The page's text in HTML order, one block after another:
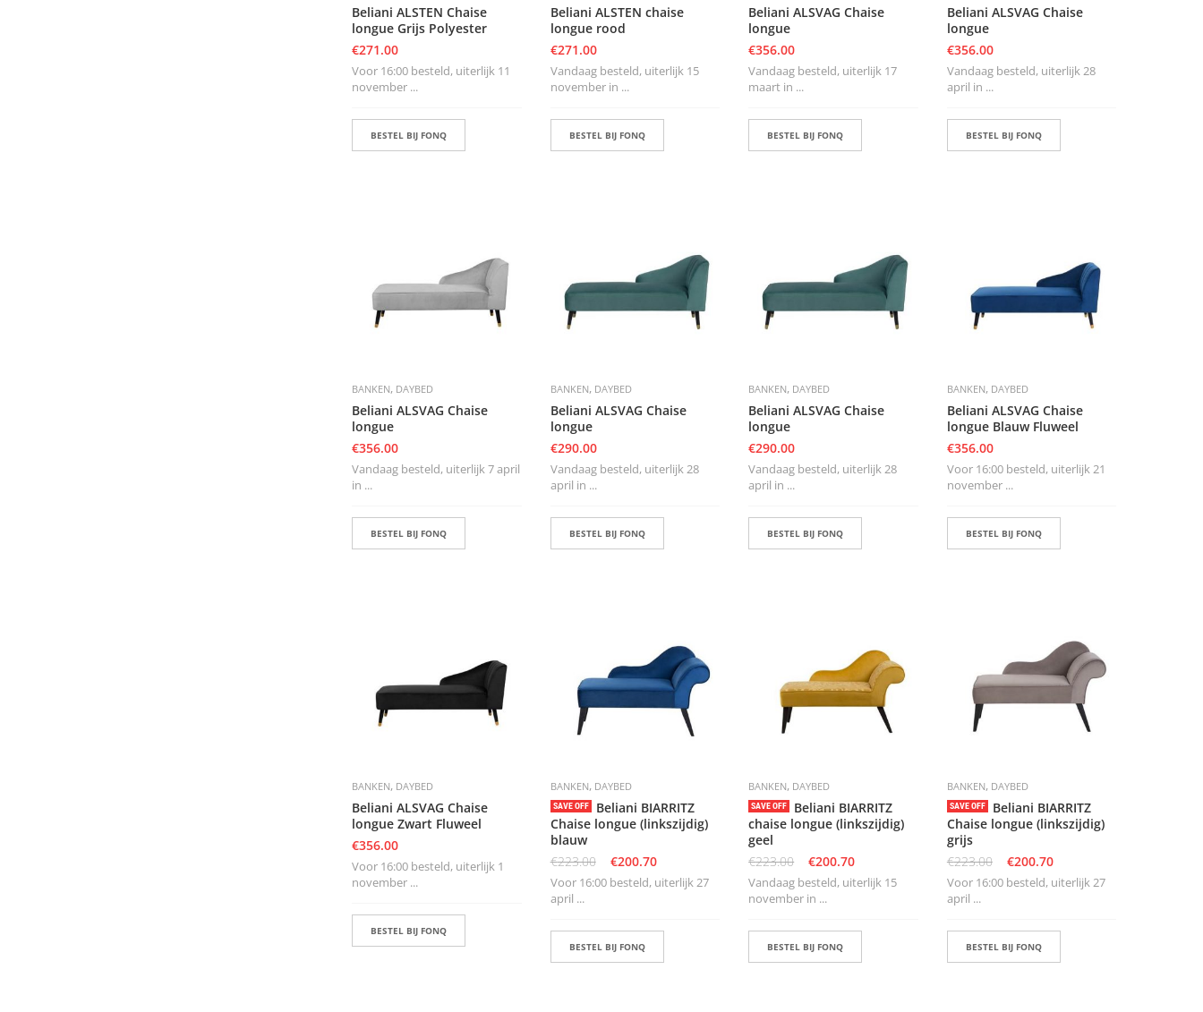
Beliani ALSTEN Chaise
longue Grijs Polyester
€271.00
Voor 16:00 besteld, uiterlijk 11
november ...
BESTEL BIJ FONQ
Beliani ALSTEN chaise
longue rood
€271.00
Vandaag besteld, uiterlijk 15
november in ...
BESTEL BIJ FONQ
Beliani ALSVAG Chaise
longue
€356.00
Vandaag besteld, uiterlijk 17
maart in ...
BESTEL BIJ FONQ
Beliani ALSVAG Chaise
longue
€356.00
Vandaag besteld, uiterlijk 28
april in ...
BESTEL BIJ FONQ
BANKEN, DAYBED
Beliani ALSVAG Chaise
longue
€356.00
Vandaag besteld, uiterlijk 7 april
in ...
BESTEL BIJ FONQ
BANKEN, DAYBED
Beliani ALSVAG Chaise
longue
€290.00
Vandaag besteld, uiterlijk 28
april in ...
BESTEL BIJ FONQ
BANKEN, DAYBED
Beliani ALSVAG Chaise
longue
€290.00
Vandaag besteld, uiterlijk 28
april in ...
BESTEL BIJ FONQ
BANKEN, DAYBED
Beliani ALSVAG Chaise
longue Blauw Fluweel
€356.00
Voor 16:00 besteld, uiterlijk 21
november ...
BESTEL BIJ FONQ
BANKEN, DAYBED
Beliani ALSVAG Chaise
longue Zwart Fluweel
€356.00
Voor 16:00 besteld, uiterlijk 1
november ...
BESTEL BIJ FONQ
BANKEN, DAYBED
SAVE OFF
Beliani BIARRITZ
Chaise longue (linkszijdig)
blauw
€223.00 €200.70
Voor 16:00 besteld, uiterlijk 27
april ...
BESTEL BIJ FONQ
BANKEN, DAYBED
SAVE OFF
Beliani BIARRITZ
chaise longue (linkszijdig)
geel
€223.00 €200.70
Vandaag besteld, uiterlijk 15
november in ...
BESTEL BIJ FONQ
BANKEN, DAYBED
SAVE OFF
Beliani BIARRITZ
Chaise longue (linkszijdig)
grijs
€223.00 €200.70
Voor 16:00 besteld, uiterlijk 27
april ...
BESTEL BIJ FONQ